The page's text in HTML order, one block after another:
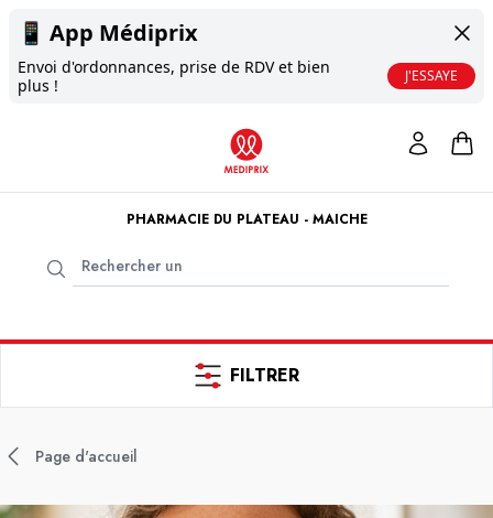
📱 App Médiprix
Envoi d'ordonnances, prise de RDV et bien
plus !
J'ESSAYE
PHARMACIE DU PLATEAU - MAICHE
FILTRER
Page d'accueil